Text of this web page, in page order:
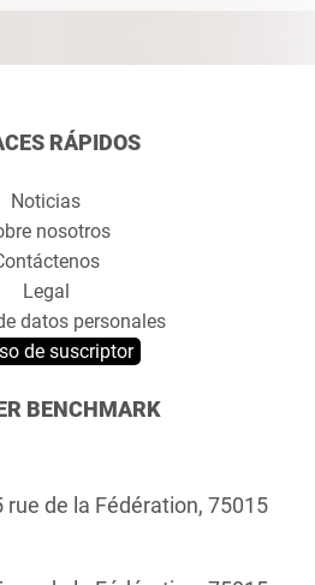
RÁPIDOS
Noticias
nosotros
Legal
datos personales
de suscriptor
BENCHMARK
rue de la Fédération, 75015